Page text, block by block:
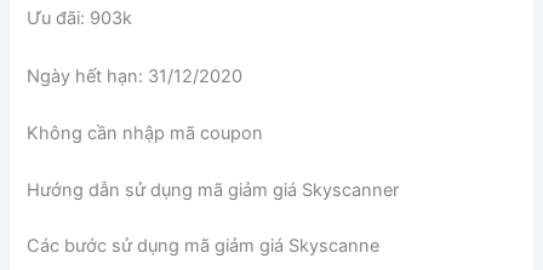
Ưu đãi: 903k
Ngày hết hạn: 31/12/2020
Không cần nhập mã coupon
Hướng dẫn sử dụng mã giảm giá Skyscanner
Các bước sử dụng mã giảm giá Skyscanne